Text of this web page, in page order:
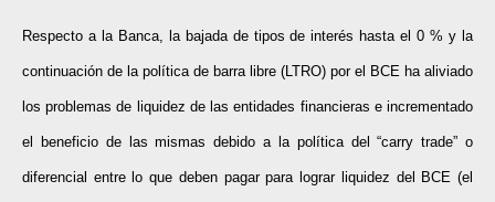
Respecto a la Banca, la bajada de tipos de interés hasta el 0 % y la
continuación de la política de barra libre (LTRO) por el BCE ha aliviado
los problemas de liquidez de las entidades financieras e incrementado
el beneficio de las mismas debido a la política del “carry trade” o
diferencial entre lo que deben pagar para lograr liquidez del BCE (el